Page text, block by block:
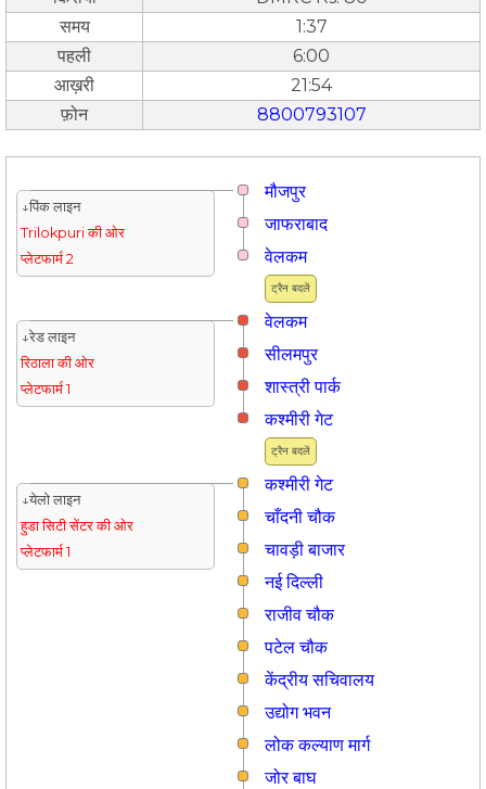
समय
1:37
पहली
6:00
आख़री
21:54
फ़ोन
8800793107
मौजपुर
↓पिंक लाइन
Trilokpuri की ओर
प्लेटफार्म 2
जाफराबाद
ट्रैन बदलें
वेलकम
वेलकम
↓रेड लाइन
रिठाला की ओर
प्लेटफार्म 1
सीलमपुर
शास्त्री पार्क
ट्रैन बदलें
कश्मीरी गेट
कश्मीरी गेट
↓येलो लाइन
हुडा सिटी सेंटर की ओर
प्लेटफार्म 1
चाँदनी चौक
चावड़ी बाजार
नई दिल्ली
राजीव चौक
पटेल चौक
केंद्रीय सचिवालय
उद्योग भवन
लोक कल्याण मार्ग
जोर बाघ